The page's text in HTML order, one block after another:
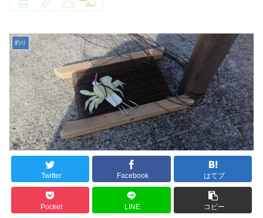
釣り
Twitter Facebook はてブ
Pocket LINE コピー